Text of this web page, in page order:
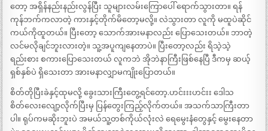
တော့ အရှိန်နည်းနည်းလွန်ပြီး သူများလမ်းကြောပေါ် ရောက်သွားတာ။ ရန်
ကုန်ဘက်ကလာတဲ့ ကားနှင့်တိုက်မိတော့မလို့။ လဲသွားတာ လူကို မထူပဲဆိုင်
ကယ်ကိုထူတယ်။ ပြီးတော့ သောက်အားမနာလည်း ပြောသေးတယ်။ ဘာတဲ့
လင်မလိုချင်ဘူးလားတဲ့။ သူ့အပူကျနေတာပဲ။ ပြီးတော့လည်း ရိသဲ့သဲ့
ရည်းစား စကားပြောသေးတယ် လူကဘဲ အိုဘဲနာကြီးဖြစ်နေပြီ ဒီကမှ ဆယ့်
ရှစ်နှစ်ပဲ ရှိသေးတာ အားမနာလျှာမကျိုးပြောတယ်။
စိတ်တိုပြီးခဲနှင့်ထုမလို့ ခွေးသားကြီးတွေ့ရင်တော့.ဟင်းးးဟင်းး ဒေါသ
စိတ်လေးလျော့လိုက်ပြီးမှ ပြန်တွေးကြည့်လိုက်တယ်။ အသက်သာကြီးတာ
ပါ။ ရုပ်ကမဆိုးဘူးပဲ အမယ်သူ့တစ်ကိုယ်လုံးလဲ ရေမွေးနံတွေနှင့် မွေးနေတာ